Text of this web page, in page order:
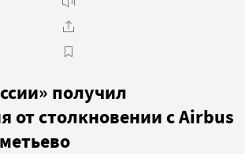
получил
от столкновении с Airbus